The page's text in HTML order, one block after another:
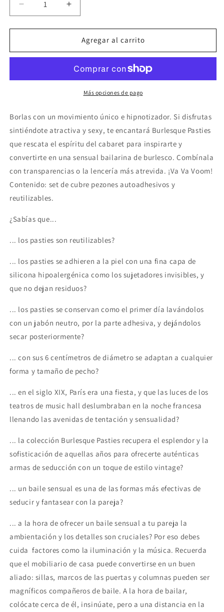
Reducir
cantidad
para
-
CUBREPEZONES
NEGRO
Aumentar
cantidad
para
BIJOUX
-
CUBREPEZONES
NEGRO
Agregar al carrito
Más opciones de pago
Borlas con un movimiento único e hipnotizador. Si disfrutas
sintiéndote atractiva y sexy, te encantará Burlesque Pasties
que rescata el espíritu del cabaret para inspirarte y
convertirte en una sensual bailarina de burlesco. Combínala
con transparencias o la lencería más atrevida. ¡Va Va Voom!
Contenido: set de cubre pezones autoadhesivos y
reutilizables.
¿Sabías que...
... los pasties son reutilizables?
... los pasties se adhieren a la piel con una fina capa de
silicona hipoalergénica como los sujetadores invisibles, y
que no dejan residuos?
... los pasties se conservan como el primer día lavándolos
con un jabón neutro, por la parte adhesiva, y dejándolos
secar posteriormente?
... con sus 6 centímetros de diámetro se adaptan a cualquier
forma y tamaño de pecho?
... en el siglo XIX, París era una fiesta, y que las luces de los
teatros de music hall deslumbraban en la noche francesa
llenando las avenidas de tentación y sensualidad?
... la colección Burlesque Pasties recupera el esplendor y la
sofisticación de aquellas años para ofrecerte auténticas
armas de seducción con un toque de estilo vintage?
... un baile sensual es una de las formas más efectivas de
seducir y fantasear con la pareja?
... a la hora de ofrecer un baile sensual a tu pareja la
ambientación y los detalles son cruciales? Por eso debes
cuida factores como la iluminación y la música. Recuerda
que el mobiliario de casa puede convertirse en un buen
aliado: sillas, marcos de las puertas y columnas pueden ser
magníficos compañeros de baile. A la hora de bailar,
colócate cerca de él, insinúate, pero a una distancia en la